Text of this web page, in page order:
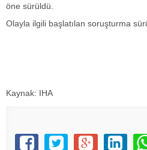
öne sürüldü.
Olayla ilgili başlatılan soruşturma
Kaynak: IHA